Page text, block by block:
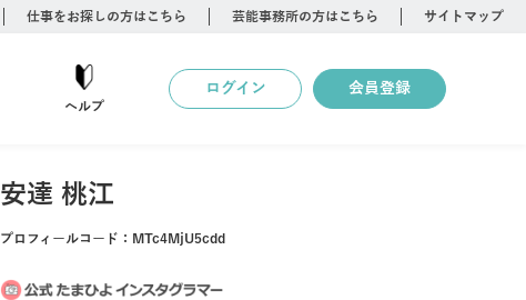
仕事をお探しの方はこちら 芸能事務所の方はこちら サイトマップ
ヘルプ
ログイン 会員登録
安達 桃江
プロフィールコード： MTc4MjU5cdd